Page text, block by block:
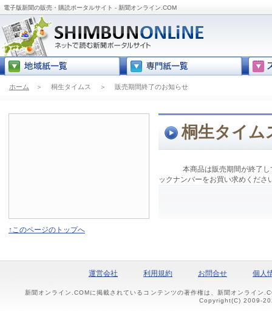
電子版新聞の販売・購読ポータルサイト - 新聞オンライン.COM
ホーム ＞ 桐生タイムス ＞ 販売期間終了のお知らせ
桐生タイム
本商品は販売期間が終了
ックナンバーをお買い求めくださ
↑このページのトップへ
運営会社 利用規約 お問合せ 個人
新聞オンライン.COMに掲載されているコンテンツの著作権は、新聞オンライン
Copyright(C) 2009-